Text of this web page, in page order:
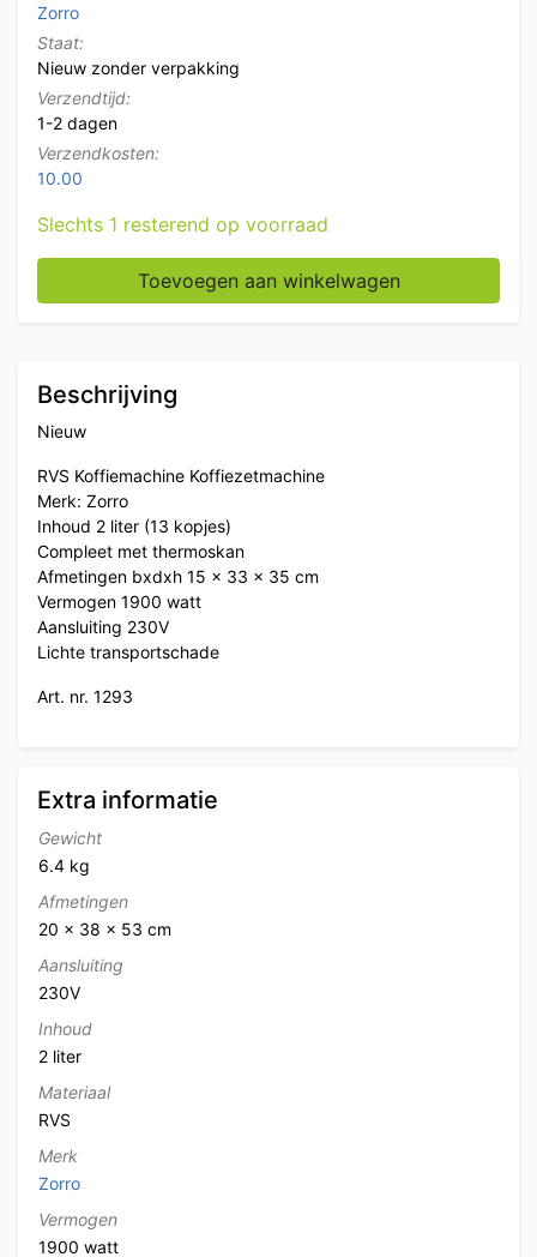
Zorro
Staat:
Nieuw zonder verpakking
Verzendtijd:
1-2 dagen
Verzendkosten:
10.00
Slechts 1 resterend op voorraad
RVS Zorro Koffiemachine Koffieautomaat 230V
Toevoegen aan winkelwagen
Beschrijving
Nieuw
RVS Koffiemachine Koffiezetmachine
Merk: Zorro
Inhoud 2 liter (13 kopjes)
Compleet met thermoskan
Afmetingen bxdxh 15 x 33 x 35 cm
Vermogen 1900 watt
Aansluiting 230V
Lichte transportschade
Art. nr. 1293
Extra informatie
Gewicht
6.4 kg
Afmetingen
20 × 38 × 53 cm
Aansluiting
230V
Inhoud
2 liter
Materiaal
RVS
Merk
Zorro
Vermogen
1900 watt